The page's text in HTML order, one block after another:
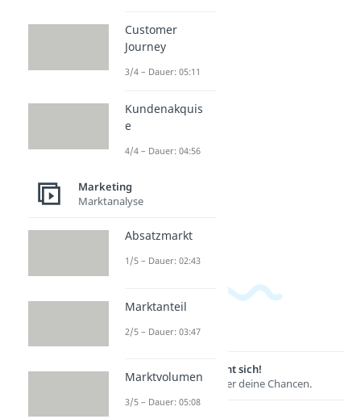
Lernen lohnt sich!
Entdecke hier deine Chancen.
Customer
Journey
3/4 – Dauer: 05:11
Kundenakquis
e
4/4 – Dauer: 04:56
Marketing
Marktanalyse
Absatzmarkt
1/5 – Dauer: 02:43
Marktanteil
2/5 – Dauer: 03:47
Marktvolumen
3/5 – Dauer: 05:08